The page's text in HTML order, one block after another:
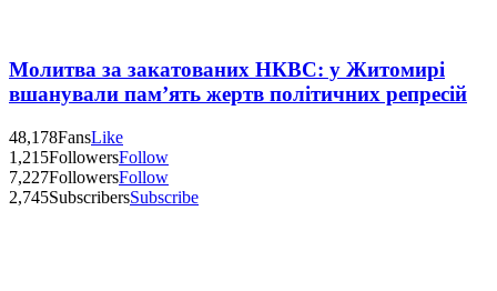
Молитва за закатованих НКВС: у Житомирі
вшанували пам’ять жертв політичних репресій
48,178FansLike
1,215FollowersFollow
7,227FollowersFollow
2,745SubscribersSubscribe